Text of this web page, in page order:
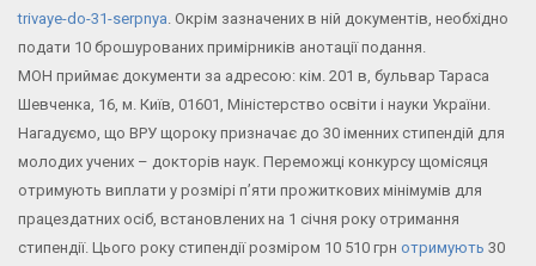
trivaye-do-31-serpnya. Окрім зазначених в ній документів, необхідно
подати 10 брошурованих примірників анотації подання.
МОН приймає документи за адресою: кім. 201 в, бульвар Тараса
Шевченка, 16, м. Київ, 01601, Міністерство освіти і науки України.
Нагадуємо, що ВРУ щороку призначає до 30 іменних стипендій для
молодих учених – докторів наук. Переможці конкурсу щомісяця
отримують виплати у розмірі п’яти прожиткових мінімумів для
працездатних осіб, встановлених на 1 січня року отримання
стипендії. Цього року стипендії розміром 10 510 грн отримують 30